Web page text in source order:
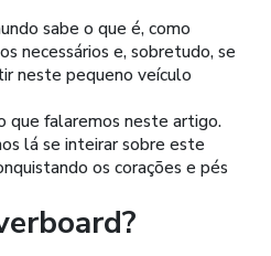
sabe o que é, como
necessários e, sobretudo, se
neste pequeno veículo
que falaremos neste artigo.
lá se inteirar sobre este
os corações e pés